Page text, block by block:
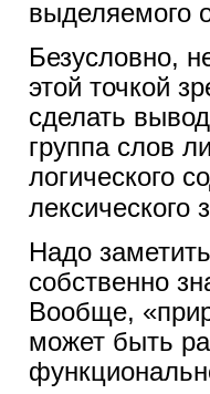
выделяемого
Безусловно,
этой точкой
сделать
группа слов
логического
лексического
Надо
собственно
Вообще,
может быть